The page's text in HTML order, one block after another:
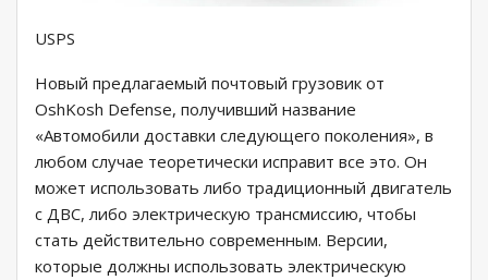
USPS
Новый предлагаемый почтовый грузовик от
OshKosh Defense, получивший название
«Автомобили доставки следующего поколения», в
любом случае теоретически исправит все это. Он
может использовать либо традиционный двигатель
с ДВС, либо электрическую трансмиссию, чтобы
стать действительно современным. Версии,
которые должны использовать электрическую